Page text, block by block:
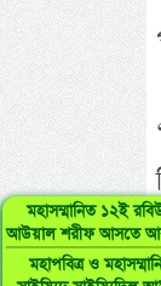
মহাসম্মানিত ১২ই
আউয়াল শরীফ আসতে আর
মহাপবিত্র ও